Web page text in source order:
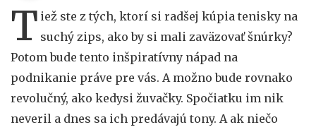
T iež ste z tých, ktorí si radšej kúpia tenisky na
suchý zips, ako by si mali zaväzovať šnúrky?
Potom bude tento inšpiratívny nápad na
podnikanie práve pre vás. A možno bude rovnako
revolučný, ako kedysi žuvačky. Spočiatku im nik
neveril a dnes sa ich predávajú tony. A ak niečo